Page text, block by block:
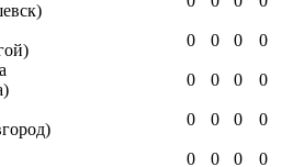
0 0 0 0
0 0 0 0
0 0 0 0
0 0 0 0